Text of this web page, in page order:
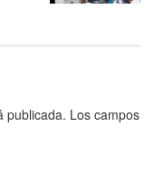
publicada. Los campos